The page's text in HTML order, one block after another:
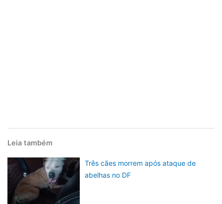
Leia também
Três cães morrem após ataque de
abelhas no DF